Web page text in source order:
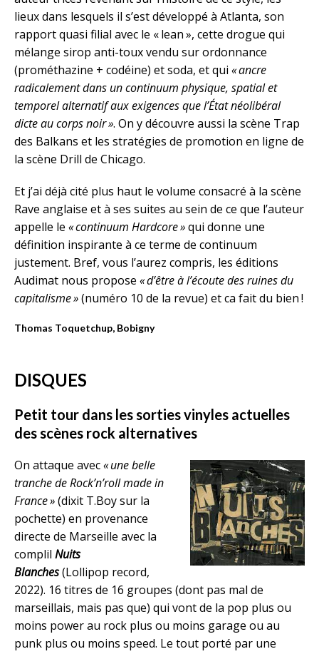
lieux dans lesquels il s’est développé à Atlanta, son
rapport quasi filial avec le « lean », cette drogue qui
mélange sirop anti-toux vendu sur ordonnance
(prométhazine + codéine) et soda, et qui « ancre
radicalement dans un continuum physique, spatial et
temporel alternatif aux exigences que l’État néolibéral
dicte au corps noir ». On y découvre aussi la scène Trap
des Balkans et les stratégies de promotion en ligne de
la scène Drill de Chicago.
Et j’ai déjà cité plus haut le volume consacré à la scène
Rave anglaise et à ses suites au sein de ce que l’auteur
appelle le « continuum Hardcore »qui donne une
définition inspirante à ce terme de continuum
justement. Bref, vous l’aurez compris, les éditions
Audimat nous propose « d’être à l’écoute des ruines du
capitalisme »(numéro 10 de la revue) et ca fait du bien !
Thomas Toquetchup, Bobigny
DISQUES
Petit tour dans les sorties vinyles actuelles
des scènes rock alternatives
On attaque avec« une belle
tranche de Rock’n’roll made in
France »(dixit T.Boy sur la
pochette) en provenance
directe de Marseille avec la
complil Nuits
Blanches(Lollipop record,
2022). 16 titres de 16 groupes (dont pas mal de
marseillais, mais pas que) qui vont de la pop plus ou
moins power au rock plus ou moins garage ou au
punk plus ou moins speed. Le tout porté par une